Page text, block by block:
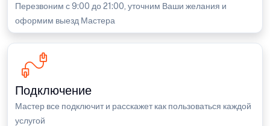
Перезвоним с 9:00 до 21:00, уточним Ваши желания и
оформим выезд Мастера
Подключение
Мастер все подключит и расскажет как пользоваться каждой
услугой